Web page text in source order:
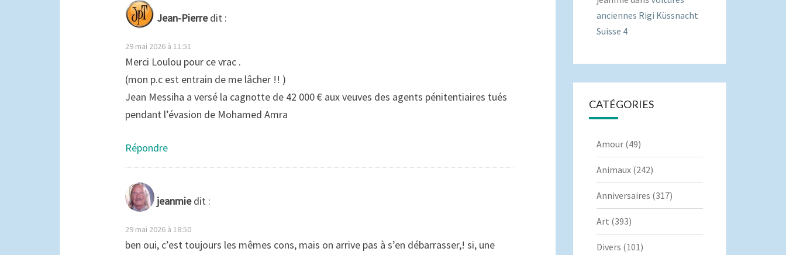
Jean-Pierre dit :
29 mai 2026 à 11:51
Merci Loulou pour ce vrac .
(mon p.c est entrain de me lâcher !! )
Jean Messiha a versé la cagnotte de 42 000 € aux veuves des agents pénitentiaires tués
pendant l’évasion de Mohamed Amra
Répondre
jeanmie dit :
29 mai 2026 à 18:50
ben oui, c’est toujours les mêmes cons, mais on arrive pas à s’en débarrasser,! si, une
anciennes Rigi Küssnacht
Suisse 4
CATÉGORIES
Amour(49)
Animaux(242)
Anniversaires (317)
Art (393)
Divers (101)